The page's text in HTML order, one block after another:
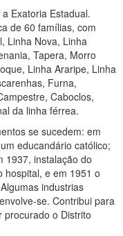
Exatoria Estadual.
de 60 famílias, com
Linha Nova, Linha
Tapera, Morro
Linha Araripe, Linha
Furna,
Caboclos,
da linha férrea.
se sucedem: em
educandário católico;
1937, instalação do
hospital, e em 1951 o
industrias
se. Contribui para
procurado o Distrito